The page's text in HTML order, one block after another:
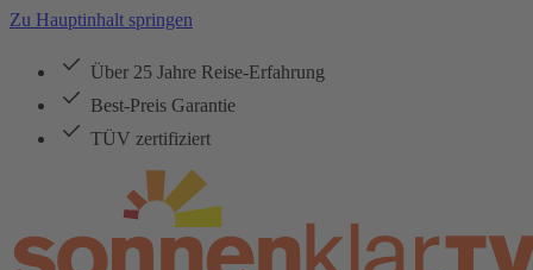
Zu Hauptinhalt springen
Über 25 Jahre Reise-Erfahrung
Best-Preis Garantie
TÜV zertifiziert